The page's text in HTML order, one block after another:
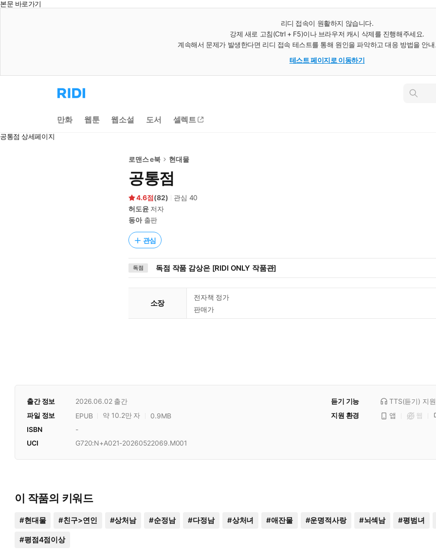
본문 바로가기
리디 접속이 원활하지 않습니다.
강제 새로 고침(Ctrl + F5)이나 브라우저 캐시 삭제를 진행해주세요.
계속해서 문제가 발생한다면 리디 접속 테스트를 통해 원인을 파악하고 대응 방법을 안
테스트 페이지로 이동하기
리
디
으
로
인
만화 웹툰 웹소설 도서 셀렉트
공통점 상세페이지
로맨스 e북 현대물
공통점
4.6 (82) 관심 40
허도윤저자
동아출판
관심
독점 독점 작품 감상은 [RIDI ONLY 작품관]
소장
전자책 정가
판매가
출간 정보 2026.06.02 출간 듣기 기능 TTS(듣기) 지원
파일 정보
EPUB 약 10.2만 자 0.9MB 지원 환경 앱
웹
ISBN
-
UCI
G720:N+A021-20260522069.M001
이 작품의 키워드
#현대물 #친구>연인 #상처남 #순정남 #다정남 #상처녀 #애잔물 #운명적사랑 #뇌섹남 #평범녀
#평점4점이상